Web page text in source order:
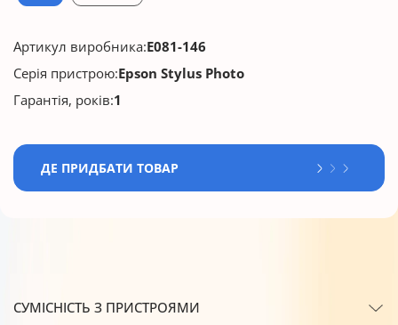
Артикул виробника:E081-146
Серія пристрою:Epson Stylus Photo
Гарантія, років:1
ДЕ ПРИДБАТИ ТОВАР
СУМІСНІСТЬ З ПРИСТРОЯМИ